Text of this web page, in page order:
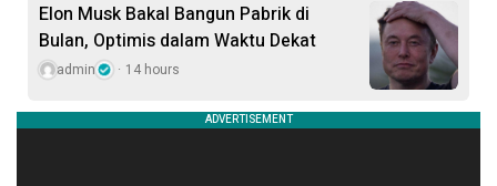
Elon Musk Bakal Bangun Pabrik di
Bulan, Optimis dalam Waktu Dekat
admin 14 hours